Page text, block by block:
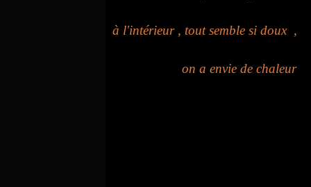
à l'intérieur , tout semble si doux ,
on a envie de chaleur